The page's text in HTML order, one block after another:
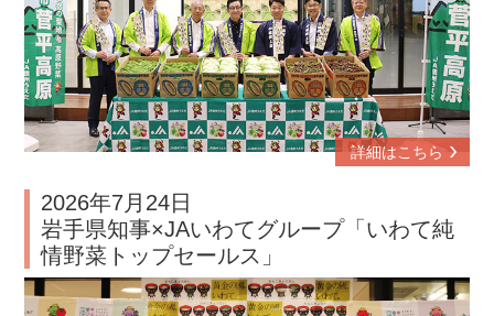
詳細はこちら
2026年7月24日
岩手県知事×JAいわてグループ「いわて純
情野菜トップセールス」